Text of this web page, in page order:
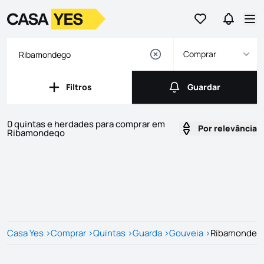
Ir para osIr para
LogoIr para a homepage
Comprar
Filtros
Filtros Guardar
Guardar
0 quintas e herdades para comprar em
Ribamondego Por relevância
Casa Yes >Comprar >Quintas >Guarda >Gouveia >